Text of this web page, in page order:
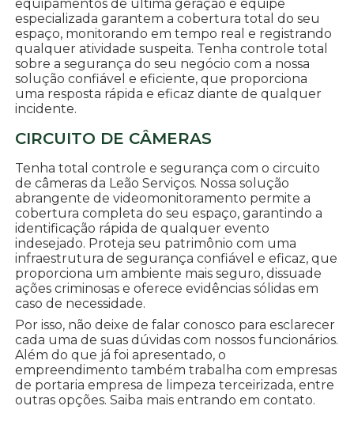
equipamentos de última geração e equipe
especializada garantem a cobertura total do seu
espaço, monitorando em tempo real e registrando
qualquer atividade suspeita. Tenha controle total
sobre a segurança do seu negócio com a nossa
solução confiável e eficiente, que proporciona
uma resposta rápida e eficaz diante de qualquer
incidente.
CIRCUITO DE CÂMERAS
Tenha total controle e segurança com o circuito
de câmeras da Leão Serviços. Nossa solução
abrangente de videomonitoramento permite a
cobertura completa do seu espaço, garantindo a
identificação rápida de qualquer evento
indesejado. Proteja seu patrimônio com uma
infraestrutura de segurança confiável e eficaz, que
proporciona um ambiente mais seguro, dissuade
ações criminosas e oferece evidências sólidas em
caso de necessidade.
Por isso, não deixe de falar conosco para esclarecer
cada uma de suas dúvidas com nossos funcionários.
Além do que já foi apresentado, o
empreendimento também trabalha com empresas
de portaria empresa de limpeza terceirizada, entre
outras opções. Saiba mais entrando em contato.